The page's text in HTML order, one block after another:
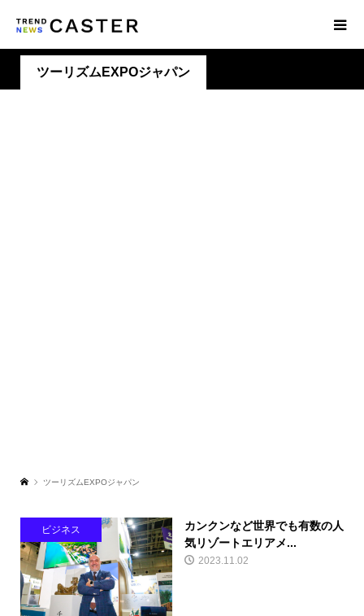
ツーリズムEXPOジャパン
ツーリズムEXPOジャパン
ビジネス
カンクンなど世界でも有数の人
気リゾートエリアメ...
2023.11.02